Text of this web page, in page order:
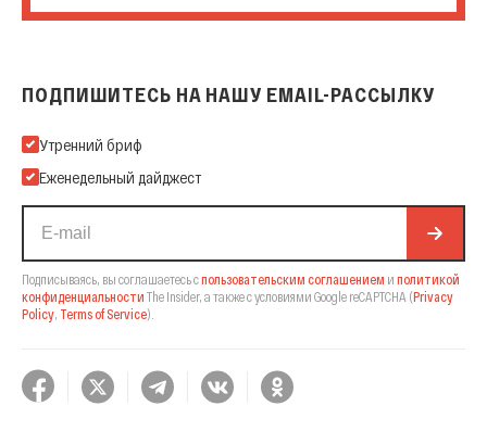
ПОДПИШИТЕСЬ НА НАШУ EMAIL-РАССЫЛКУ
Подпишитесь на нашу Email-рассылку
Утренний бриф
Еженедельный дайджест
Подписываясь, вы соглашаетесь спользовательским соглашением и политикой
конфиденциальности The Insider, а также с условиями Google reCAPTCHA (Privacy
Policy, Terms of Service).